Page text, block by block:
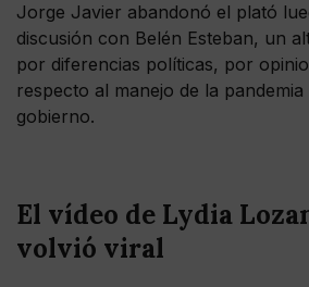
Jorge Javier abandonó el plató
discusión con Belén Esteban, un
por diferencias políticas, por
respecto al manejo de la
gobierno.
El vídeo de Lydia
volvió viral